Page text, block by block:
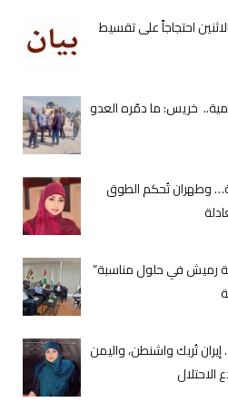
احتجاجاً على تقسيط
خريس: ما دمّره العدو
وطهران تُحكم الطوق
رميش في حلول مناسبة”
تُربك واشنطن، واليمن
الاحتلال